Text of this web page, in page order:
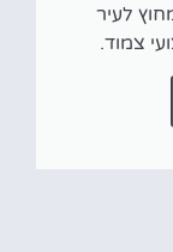
לעיר
צמוד.